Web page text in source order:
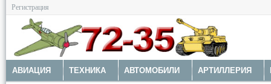
Регистрация
АВИАЦИЯ ТЕХНИКА АВТОМОБИЛИ АРТИЛЛЕРИЯ